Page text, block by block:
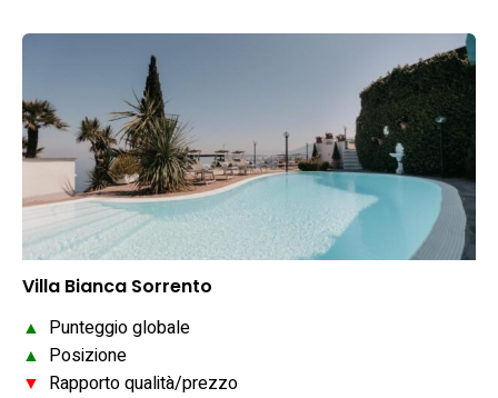
Villa Bianca Sorrento
▲ Punteggio globale
▲ Posizione
▼ Rapporto qualità/prezzo